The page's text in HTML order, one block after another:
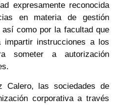
expresamente reconocida
en materia de gestión
como por la facultad que
instrucciones a los
someter a autorización
Calero, las sociedades de
corporativa a través